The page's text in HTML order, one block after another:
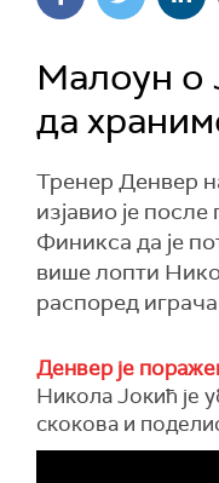
Малоун о
да
Тренер Денвер
изјавио је
Финикса да је
више лопти
распоред
Денвер је
Никола Јокић је
скокова и